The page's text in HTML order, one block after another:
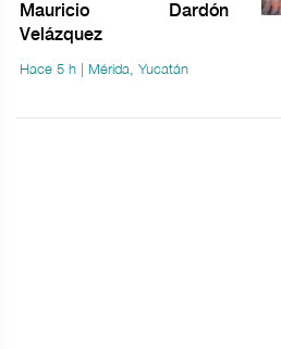
Mauricio Dardón
Velázquez
Hace 5 h | Mérida, Yucatán